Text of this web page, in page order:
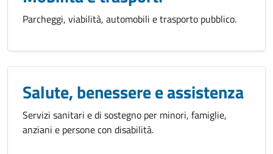
Parcheggi, viabilità, automobili e trasporto pubblico.
Salute, benessere e assistenza
Servizi sanitari e di sostegno per minori, famiglie,
anziani e persone con disabilità.